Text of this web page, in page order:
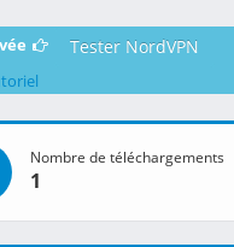
Tester NordVPN
Nombre de téléchargements
1